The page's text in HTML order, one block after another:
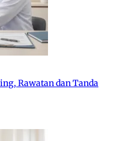
Rawatan dan Tanda